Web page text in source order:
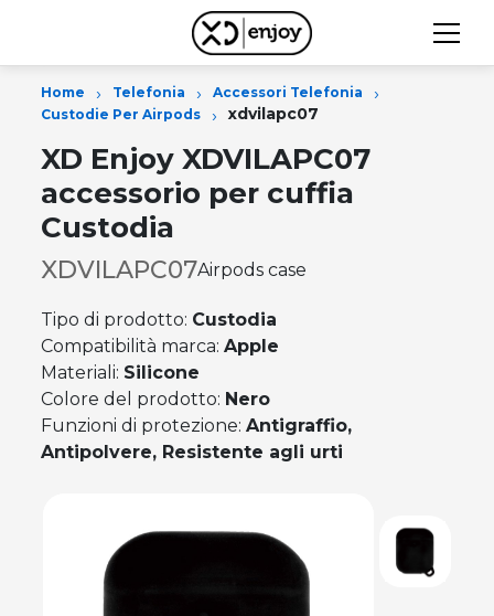
Home › Telefonia › Accessori Telefonia ›
Custodie Per Airpods › xdvilapc07
XD Enjoy XDVILAPC07
accessorio per cuffia
Custodia
XDVILAPC07Airpods case
Tipo di prodotto: Custodia
Compatibilità marca:Apple
Materiali: Silicone
Colore del prodotto: Nero
Funzioni di protezione:Antigraffio,
Antipolvere, Resistente agli urti